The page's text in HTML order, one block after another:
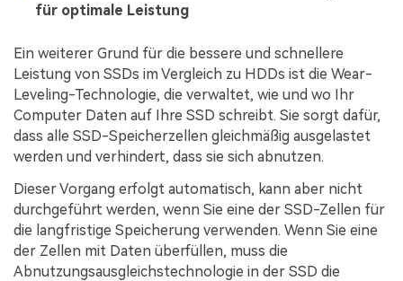
für optimale Leistung
Ein weiterer Grund für die bessere und schnellere
Leistung von SSDs im Vergleich zu HDDs ist die Wear-
Leveling-Technologie, die verwaltet, wie und wo Ihr
Computer Daten auf Ihre SSD schreibt. Sie sorgt dafür,
dass alle SSD-Speicherzellen gleichmäßig ausgelastet
werden und verhindert, dass sie sich abnutzen.
Dieser Vorgang erfolgt automatisch, kann aber nicht
durchgeführt werden, wenn Sie eine der SSD-Zellen für
die langfristige Speicherung verwenden. Wenn Sie eine
der Zellen mit Daten überfüllen, muss die
Abnutzungsausgleichstechnologie in der SSD die